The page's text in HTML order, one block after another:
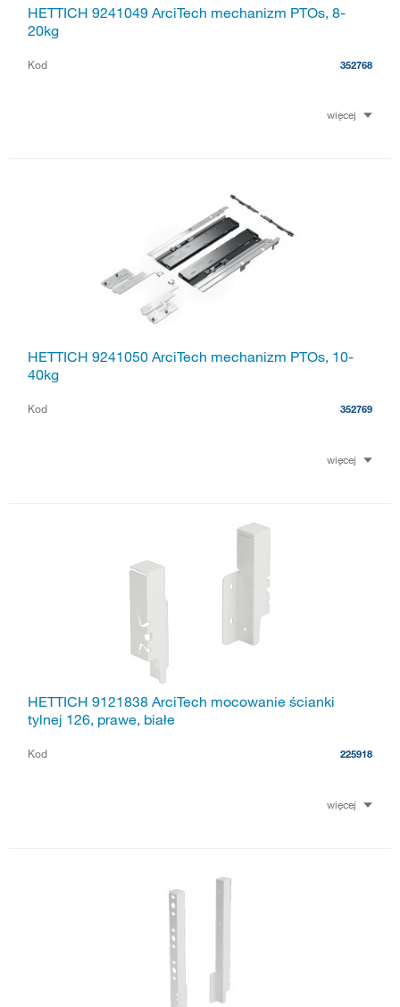
HETTICH 9241049 ArciTech mechanizm PTOs, 8-
20kg
Kod 352768
więcej
HETTICH 9241050 ArciTech mechanizm PTOs, 10-
40kg
Kod 352769
więcej
HETTICH 9121838 ArciTech mocowanie ścianki
tylnej 126, prawe, białe
Kod 225918
więcej